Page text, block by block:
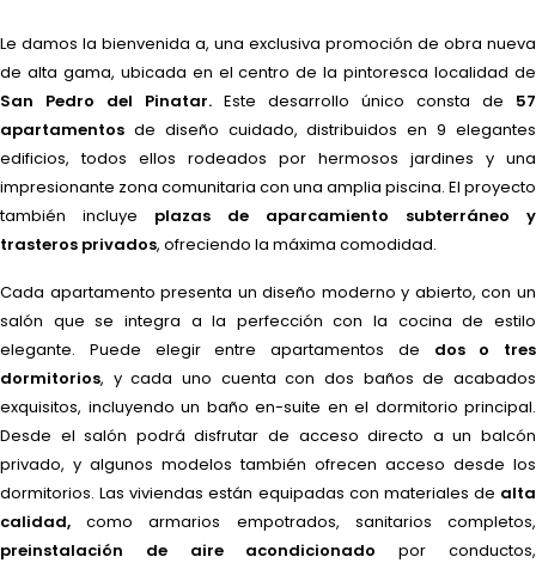
Le damos la bienvenida a, una exclusiva promoción de obra nueva
de alta gama, ubicada en el centro de la pintoresca localidad de
San Pedro del Pinatar. Este desarrollo único consta de 57
apartamentos de diseño cuidado, distribuidos en 9 elegantes
edificios, todos ellos rodeados por hermosos jardines y una
impresionante zona comunitaria con una amplia piscina. El proyecto
también incluye plazas de aparcamiento subterráneo y
trasteros privados, ofreciendo la máxima comodidad.
Cada apartamento presenta un diseño moderno y abierto, con un
salón que se integra a la perfección con la cocina de estilo
elegante. Puede elegir entre apartamentos de dos o tres
dormitorios, y cada uno cuenta con dos baños de acabados
exquisitos, incluyendo un baño en-suite en el dormitorio principal.
Desde el salón podrá disfrutar de acceso directo a un balcón
privado, y algunos modelos también ofrecen acceso desde los
dormitorios. Las viviendas están equipadas con materiales de alta
calidad, como armarios empotrados, sanitarios completos,
preinstalación de aire acondicionadopor conductos,